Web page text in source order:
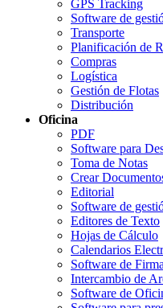
GPS Tracking
Software de
Transporte
Planificación de
Compras
Logística
Gestión de Flotas
Distribución
Oficina
PDF
Software para
Toma de Notas
Crear
Editorial
Software de
Editores de Texto
Hojas de Cálculo
Calendarios
Software de
Intercambio de
Software de